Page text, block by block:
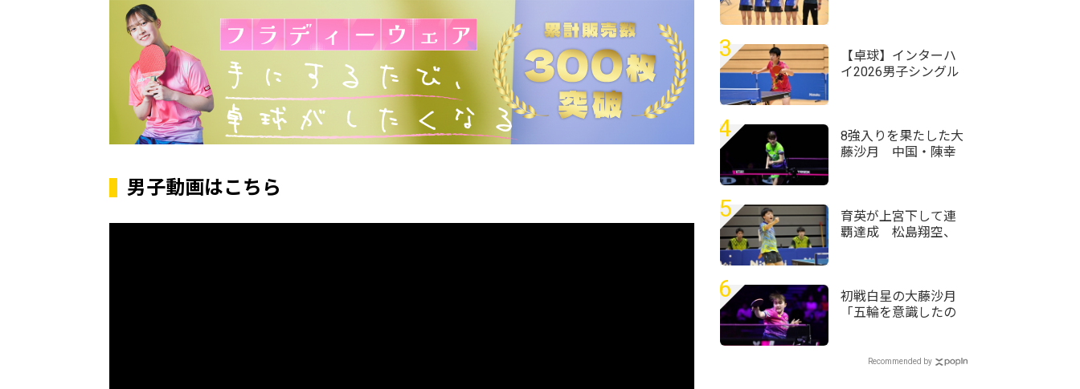
男子動画はこちら
3
【卓球】インターハ
イ2026男子シングル
ードに
4
8強入りを果たした大
藤沙月 中国・陳幸
＜卓球・WTTチャン
ピオンズ横浜2026＞
5
育英が上宮下して連
覇達成 松島翔空、
子学校対抗＞
6
初戦白星の大藤沙月
「五輪を意識したの
目指している」＜卓
Recommended by